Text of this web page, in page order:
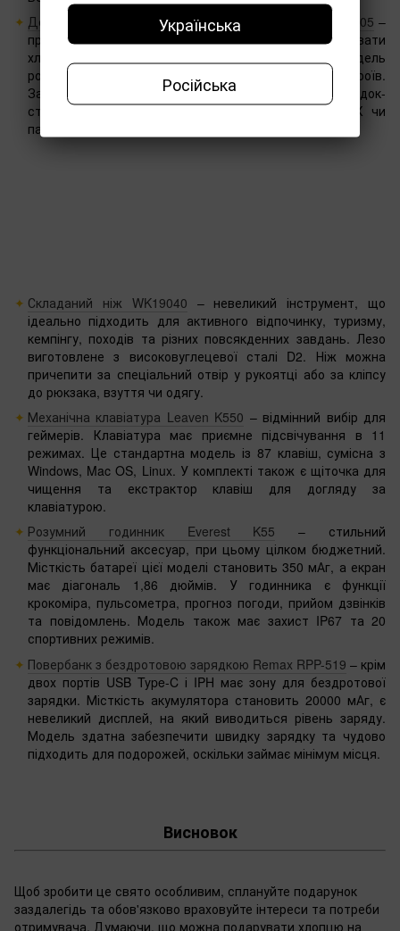
Док-станція для геймпадів Play Station 5 Honcam A3705 –
проста відповідь на питання, що можна подарувати
хлопцеві на День захисника геймеру. Модель
розрахована на одночасне заряджання двох пристроїв.
Заряджаються геймпади лише за 2,5 години. Сама док-
станція живиться через адаптер живлення, від ПК чи
павербанку.
Складаний ніж WK19040 – невеликий інструмент, що
ідеально підходить для активного відпочинку, туризму,
кемпінгу, походів та різних повсякденних завдань. Лезо
виготовлене з високовуглецевої сталі D2. Ніж можна
причепити за спеціальний отвір у рукоятці або за кліпсу
до рюкзака, взуття чи одягу.
Механічна клавіатура Leaven K550 – відмінний вибір для
геймерів. Клавіатура має приємне підсвічування в 11
режимах. Це стандартна модель із 87 клавіш, сумісна з
Windows, Mac OS, Linux. У комплекті також є щіточка для
чищення та екстрактор клавіш для догляду за
клавіатурою.
Розумний годинник Everest K55 – стильний
функціональний аксесуар, при цьому цілком бюджетний.
Місткість батареї цієї моделі становить 350 мАг, а екран
має діагональ 1,86 дюймів. У годинника є функції
крокоміра, пульсометра, прогноз погоди, прийом дзвінків
та повідомлень. Модель також має захист IP67 та 20
спортивних режимів.
Повербанк з бездротовою зарядкою Remax RPP-519 – крім
двох портів USB Type-C і IPH має зону для бездротової
зарядки. Місткість акумулятора становить 20000 мАг, є
невеликий дисплей, на який виводиться рівень заряду.
Модель здатна забезпечити швидку зарядку та чудово
підходить для подорожей, оскільки займає мінімум місця.
Висновок
Щоб зробити це свято особливим, сплануйте подарунок
заздалегідь та обов'язково враховуйте інтереси та потреби
отримувача. Думаючи, що можна подарувати хлопцю на
Українська
Російська